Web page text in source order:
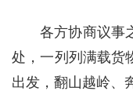
各方协商议事
处，一列列满载货
出发，翻山越岭、